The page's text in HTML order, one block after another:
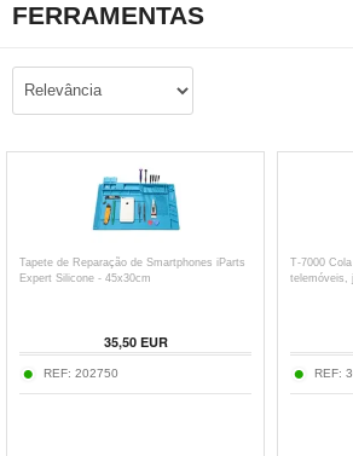
FERRAMENTAS
Tapete de Reparação de Smartphones iParts
Expert Silicone - 45x30cm
35,50EUR
REF: 202750
T-7000
telemóveis,
REF: